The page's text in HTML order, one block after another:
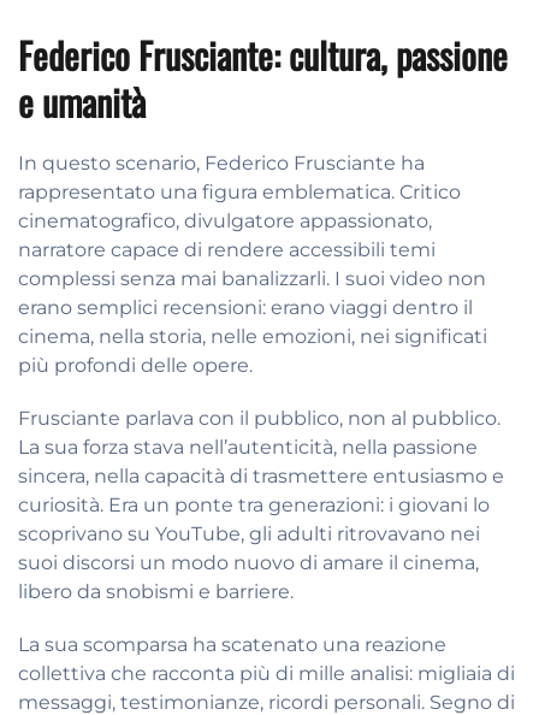
Federico Frusciante: cultura, passione
e umanità
In questo scenario, Federico Frusciante ha
rappresentato una figura emblematica. Critico
cinematografico, divulgatore appassionato,
narratore capace di rendere accessibili temi
complessi senza mai banalizzarli. I suoi video non
erano semplici recensioni: erano viaggi dentro il
cinema, nella storia, nelle emozioni, nei significati
più profondi delle opere.
Frusciante parlava con il pubblico, non al pubblico.
La sua forza stava nell’autenticità, nella passione
sincera, nella capacità di trasmettere entusiasmo e
curiosità. Era un ponte tra generazioni: i giovani lo
scoprivano su YouTube, gli adulti ritrovavano nei
suoi discorsi un modo nuovo di amare il cinema,
libero da snobismi e barriere.
La sua scomparsa ha scatenato una reazione
collettiva che racconta più di mille analisi: migliaia di
messaggi, testimonianze, ricordi personali. Segno di